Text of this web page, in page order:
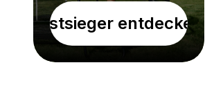
Testsieger entdecken!